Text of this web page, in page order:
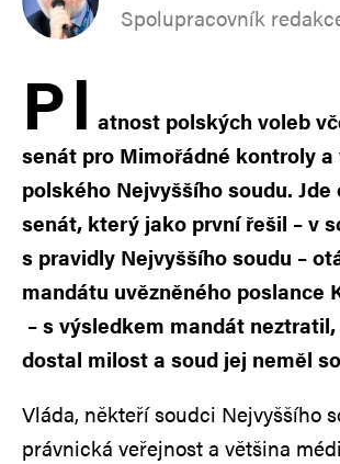
Spolupracovník
Pl atnost polských voleb
senát pro Mimořádné kontroly a
polského Nejvyššího soudu. Jde
senát, který jako první řešil – v
s pravidly Nejvyššího soudu –
mandátu uvězněného poslance
– s výsledkem mandát
dostal milost a soud jej neměl
Vláda, někteří soudci Nejvyššího
právnická veřejnost a většina